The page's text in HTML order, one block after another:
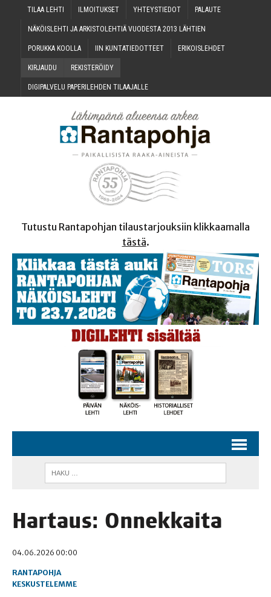
TILAA LEH­TI ILMOI­TUK­SET YHTEYS­TIE­DOT PALAU­TE
NÄKÖIS­LEH­TI JA ARKIS­TO­LEH­TIÄ VUO­DES­TA 2013 LÄHTIEN
PORUK­KA KOOLLA IIN KUN­TA­TIE­DOT­TEET ERI­KOIS­LEH­DET
KIR­JAU­DU REKIS­TE­RÖI­DY
DIGI­PAL­VE­LU PAPE­RI­LEH­DEN TILAAJALLE
Tutustu Rantapohjan tilaustarjouksiin klikkaamalla
tästä.
Har­taus: Onnekkaita
04.06.2026 00:00
RANTAPOHJA
KESKUSTELEMME